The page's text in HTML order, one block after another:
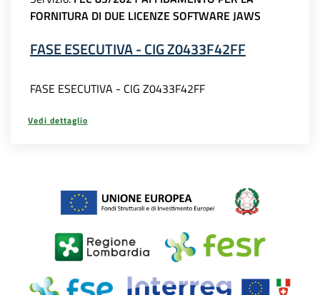
FORNITURA DI DUE LICENZE SOFTWARE JAWS
FASE ESECUTIVA - CIG Z0433F42FF
FASE ESECUTIVA - CIG Z0433F42FF
Vedi dettaglio